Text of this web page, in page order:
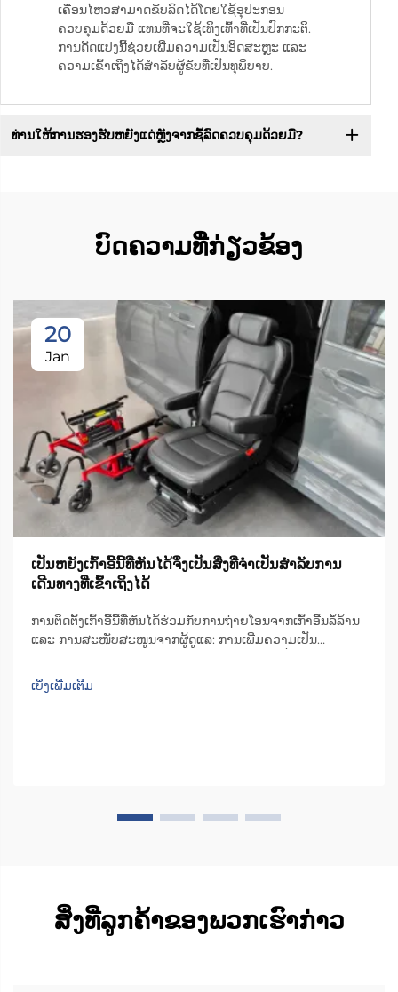
ເຄື່ອນໄຫວສາມາດຂັບລົດໄດ້ໂດຍໃຊ້ອຸປະກອນ
ຄວບຄຸມດ້ວຍມື ແທນທີ່ຈະໃຊ້ເທິງເທົ້າທີ່ເປັນປົກກະຕິ.
ການດັດແປງນີ້ຊ່ວຍເພີ່ມຄວາມເປັນອິດສະຫຼະ ແລະ
ຄວາມເຂົ້າເຖິງໄດ້ສຳລັບຜູ້ຂັບທີ່ເປັນທຸພິບາບ.
ທ່ານໃຫ້ການຮອງຮັບຫຍັງແດ່ຫຼັງຈາກຊື້ລົດຄວບຄຸມດ້ວຍມື?
ບົດຄວາມທີ່ກ່ຽວຂ້ອງ
20
Jan
ເປັນຫຍັງເກົ້າອີ້ນີ້ທີ່ຫັນໄດ້ຈຶ່ງເປັນສິ່ງທີ່ຈຳເປັນສຳລັບການ
ເດີນທາງທີ່ເຂົ້າເຖິງໄດ້
ການຕິດຕັ້ງເກົ້າອີ້ນີ້ທີ່ຫັນໄດ້ຮ່ວມກັບການຖ່າຍໂອນຈາກເກົ້າອີ້ນລໍ້ລ້ານ
ແລະ ການສະໜັບສະໜູນຈາກຜູ້ດູແລ: ການເພີ່ມຄວາມເປັນ
ການດູແລແບບຊາດີໃນປີ 2023. ເກົ້າອີ້ນີ້ທີ່ຫັນໄດ້ຊ່ວຍໃຫ້ຜູ້ຄົນໄດ້ຮັບ
ຄວາມເປັນອິດສະຫຼະຫຼາຍຂຶ້ນເວລາຖ່າຍໂອນຈາກເກົ້າອີ້ນລໍ້ລ້ານ...
ເບິ່ງເພີ່ມເຕີມ
ສິ່ງທີ່ລູກຄ້າຂອງພວກເຮົາກ່າວ